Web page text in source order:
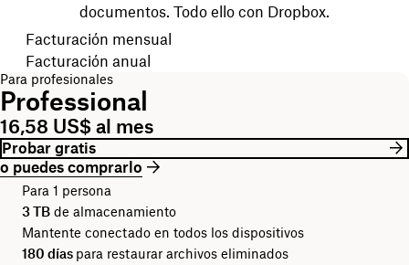
documentos. Todo ello con Dropbox.
Elegir tu ciclo de facturación
Facturación mensual
Facturación anual
Para profesionales
Professional
16,58 US$ al mes
Probar gratis
o puedes comprarlo
Para 1 persona
3 TB de almacenamiento
Mantente conectado en todos los dispositivos
180 días para restaurar archivos eliminados